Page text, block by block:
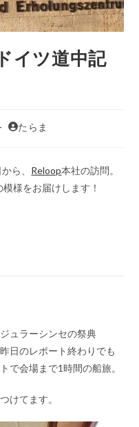
イツ道中記
たらま
ら、 Reloop本社の訪問。
様をお届けします！
ュラーシンセの祭典
日のレポート終わりでも
で会場まで1時間の船旅。
けてます。